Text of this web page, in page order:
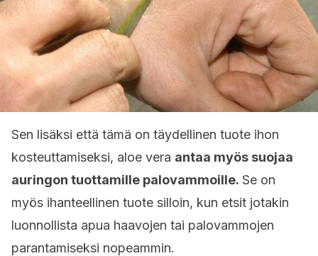
Sen lisäksi että tämä on täydellinen tuote ihon
kosteuttamiseksi, aloe vera antaa myös suojaa
auringon tuottamille palovammoille. Se on
myös ihanteellinen tuote silloin, kun etsit jotakin
luonnollista apua haavojen tai palovammojen
parantamiseksi nopeammin.